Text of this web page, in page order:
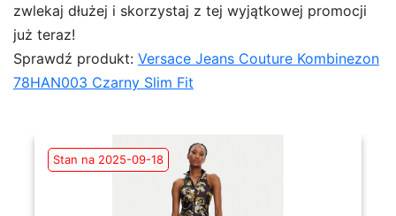
zwlekaj dłużej i skorzystaj z tej wyjątkowej promocji
już teraz!
Sprawdź produkt: Versace Jeans Couture Kombinezon
78HAN003 Czarny Slim Fit
Stan na 2025-09-18